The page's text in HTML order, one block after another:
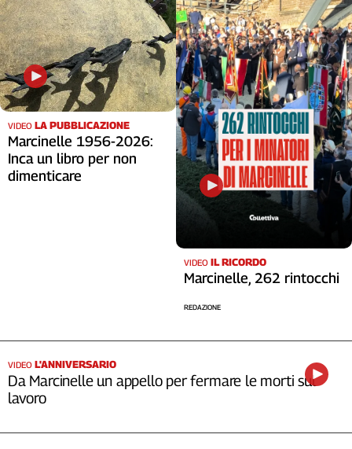
VIDEO LA PUBBLICAZIONE
Marcinelle 1956-2026:
Inca un libro per non
dimenticare
VIDEO IL RICORDO
Marcinelle, 262 rintocchi
REDAZIONE
VIDEO L'ANNIVERSARIO
Da Marcinelle un appello per fermare le morti sul
lavoro